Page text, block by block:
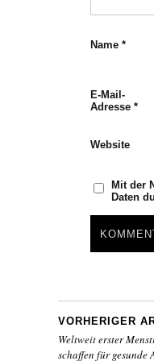
Name *
E-Mail-
Adresse *
Website
Mit der
Daten
VORHERIGER
Weltweit erster
schaffen für